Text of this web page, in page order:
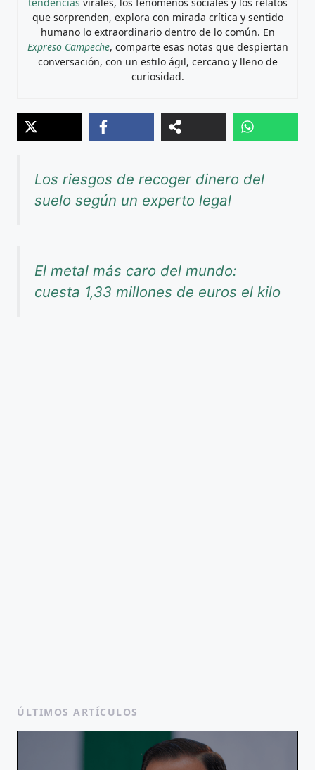
que sorprenden, explora con mirada crítica y sentido
humano lo extraordinario dentro de lo común. En
Expreso Campeche, comparte esas notas que despiertan
conversación, con un estilo ágil, cercano y lleno de
curiosidad.
Los riesgos de recoger dinero del
suelo según un experto legal
El metal más caro del mundo:
cuesta 1,33 millones de euros el kilo
ÚLTIMOS ARTÍCULOS